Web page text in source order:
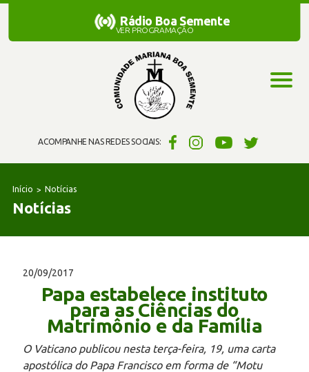
ACOMPANHE NAS REDES SOCIAIS:
Rádio Boa Semente
Rádio Boa Semente
VER PROGRAMAÇÃO
Início Notícias
Notícias
20/09/2017
Papa estabelece instituto
para as Ciências do
Matrimônio e da Família
O Vaticano publicou nesta terça-feira, 19, uma carta
apostólica do Papa Francisco em forma de “Motu